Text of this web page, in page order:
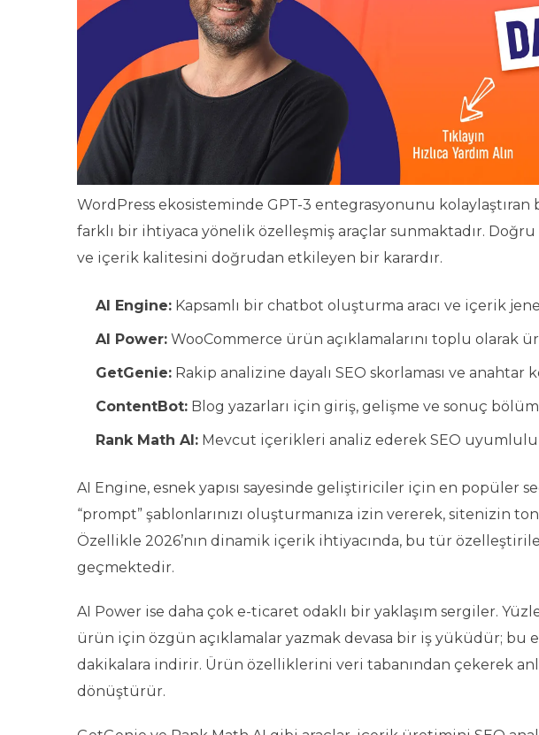
WordPress ekosisteminde GPT-3 entegrasyonunu
farklı bir ihtiyaca yönelik özelleşmiş araçlar sunmaktadır.
ve içerik kalitesini doğrudan etkileyen bir karardır.
AI Engine: Kapsamlı bir chatbot oluşturma aracı ve içerik
AI Power: WooCommerce ürün açıklamalarını toplu olarak
GetGenie: Rakip analizine dayalı SEO skorlaması ve anahtar
ContentBot: Blog yazarları için giriş, gelişme ve sonuç
Rank Math AI: Mevcut içerikleri analiz ederek SEO
AI Engine, esnek yapısı sayesinde geliştiriciler için en popüler
“prompt” şablonlarınızı oluşturmanıza izin vererek, sitenizin
Özellikle 2026’nın dinamik içerik ihtiyacında, bu tür
geçmektedir.
AI Power ise daha çok e-ticaret odaklı bir yaklaşım sergiler.
ürün için özgün açıklamalar yazmak devasa bir iş yüküdür; bu
dakikalara indirir. Ürün özelliklerini veri tabanından çekerek
dönüştürür.